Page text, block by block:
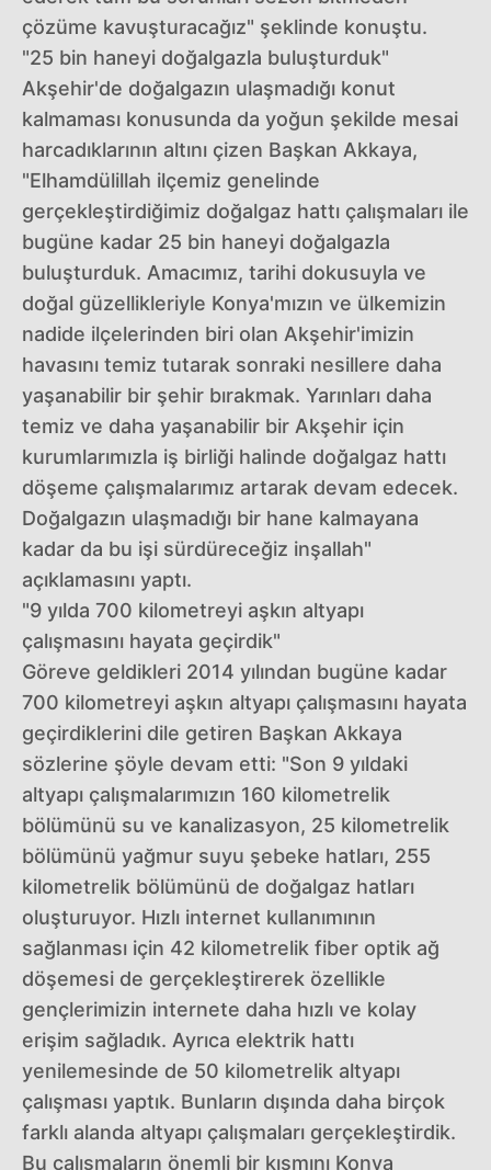
çözüme kavuşturacağız" şeklinde konuştu.
"25 bin haneyi doğalgazla buluşturduk"
Akşehir'de doğalgazın ulaşmadığı konut
kalmaması konusunda da yoğun şekilde mesai
harcadıklarının altını çizen Başkan Akkaya,
"Elhamdülillah ilçemiz genelinde
gerçekleştirdiğimiz doğalgaz hattı çalışmaları ile
bugüne kadar 25 bin haneyi doğalgazla
buluşturduk. Amacımız, tarihi dokusuyla ve
doğal güzellikleriyle Konya'mızın ve ülkemizin
nadide ilçelerinden biri olan Akşehir'imizin
havasını temiz tutarak sonraki nesillere daha
yaşanabilir bir şehir bırakmak. Yarınları daha
temiz ve daha yaşanabilir bir Akşehir için
kurumlarımızla iş birliği halinde doğalgaz hattı
döşeme çalışmalarımız artarak devam edecek.
Doğalgazın ulaşmadığı bir hane kalmayana
kadar da bu işi sürdüreceğiz inşallah"
açıklamasını yaptı.
"9 yılda 700 kilometreyi aşkın altyapı
çalışmasını hayata geçirdik"
Göreve geldikleri 2014 yılından bugüne kadar
700 kilometreyi aşkın altyapı çalışmasını hayata
geçirdiklerini dile getiren Başkan Akkaya
sözlerine şöyle devam etti: "Son 9 yıldaki
altyapı çalışmalarımızın 160 kilometrelik
bölümünü su ve kanalizasyon, 25 kilometrelik
bölümünü yağmur suyu şebeke hatları, 255
kilometrelik bölümünü de doğalgaz hatları
oluşturuyor. Hızlı internet kullanımının
sağlanması için 42 kilometrelik fiber optik ağ
döşemesi de gerçekleştirerek özellikle
gençlerimizin internete daha hızlı ve kolay
erişim sağladık. Ayrıca elektrik hattı
yenilemesinde de 50 kilometrelik altyapı
çalışması yaptık. Bunların dışında daha birçok
farklı alanda altyapı çalışmaları gerçekleştirdik.
Bu çalışmaların önemli bir kısmını Konya